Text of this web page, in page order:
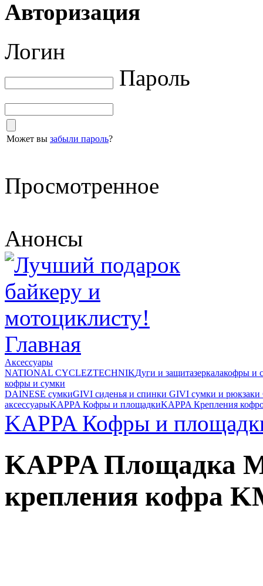
Авторизация
Логин
Пароль
Может вы забыли пароль?
Просмотренное
Анонсы
Главная
Аксессуары
NATIONAL CYCLEZTECHNIKДуги и защитазеркалакофры и
кофры и сумки
DAINESE сумкиGIVI cиденья и спинки GIVI cумки и рюкзаки
аксессуарыKAPPA Кофры и площадкиKAPPA Крепления
KAPPA Кофры и
KAPPA Площадка
крепления кофра